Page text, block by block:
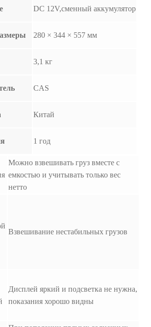
DC 12V,сменный аккумулятор
280 × 344 × 557 мм
3,1 кг
CAS
Китай
1 год
Можно взвешивать груз вместе с
емкостью и учитывать только вес
нетто
Взвешивание нестабильных грузов
Дисплей яркий и подсветка не нужна,
показания хорошо видны